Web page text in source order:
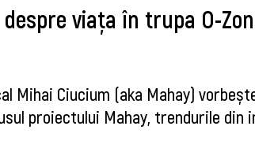
viața în trupa O-
Mihai Ciucium (aka Mahay)
proiectului Mahay, trendurile